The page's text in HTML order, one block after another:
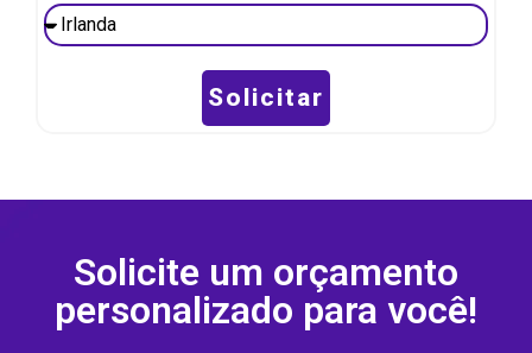
Solicitar
Solicite um orçamento
personalizado para você!